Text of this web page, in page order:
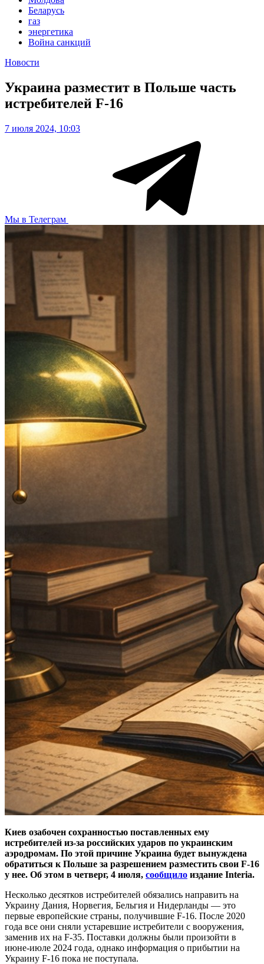
Беларусь
газ
энергетика
Война санкций
Новости
Украина разместит в Польше часть
истребителей F-16
7 июля 2024, 10:03
Мы в Телеграм
Киев озабочен сохранностью поставленных ему
истребителей из-за российских ударов по украинским
аэродромам. По этой причине Украина будет вынуждена
обратиться к Польше за разрешением разместить свои F-16
у нее. Об этом в четверг, 4 июля, сообщило издание Interia.
Несколько десятков истребителей обязались направить на
Украину Дания, Норвегия, Бельгия и Нидерланды — это
первые европейские страны, получившие F-16. После 2020
года все они сняли устаревшие истребители с вооружения,
заменив их на F-35. Поставки должны были произойти в
июне-июле 2024 года, однако информация о прибытии на
Украину F-16 пока не поступала.